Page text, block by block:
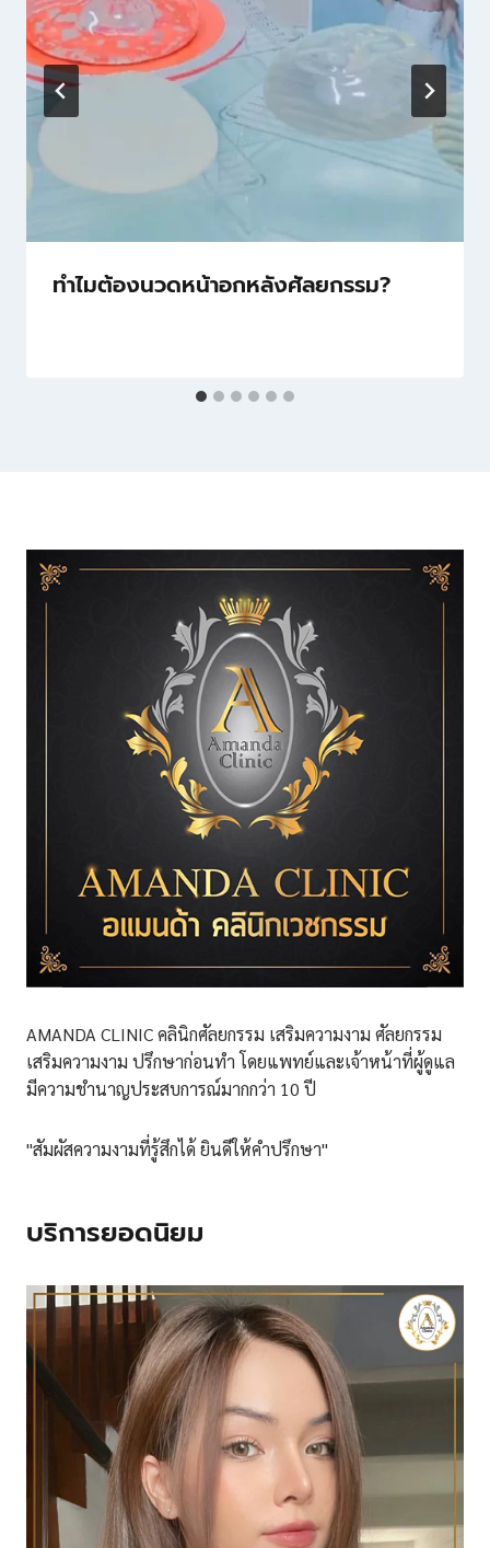
ทำไมต้องนวดหน้าอกหลังศัลยกรรม?
AMANDA CLINIC คลินิกศัลยกรรม เสริมความงาม ศัลยกรรม
เสริมความงาม ปรึกษาก่อนทำ โดยแพทย์และเจ้าหน้าที่ผู้ดูแล
มีความชำนาญประสบการณ์มากกว่า 10 ปี
"สัมผัสความงามที่รู้สึกได้ ยินดีให้คำปรึกษา"
บริการยอดนิยม